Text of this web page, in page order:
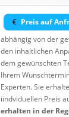
Preis auf
abhängig von der
den inhaltlichen
dem gewünschten
Ihrem
Experten. Sie
iindviduellen Preis
erhalten in der